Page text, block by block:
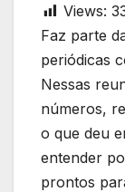
Views:
Faz parte
periódicas
Nessas
números,
o que deu
entender
prontos